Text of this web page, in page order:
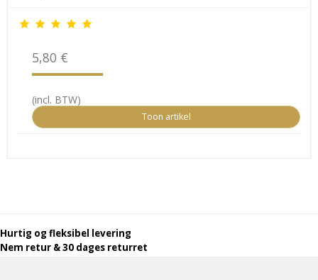
5,80 €
(incl. BTW)
Toon artikel
Hurtig og fleksibel levering
Nem retur & 30 dages returret